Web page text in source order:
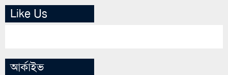
Like Us
আর্কাইভ